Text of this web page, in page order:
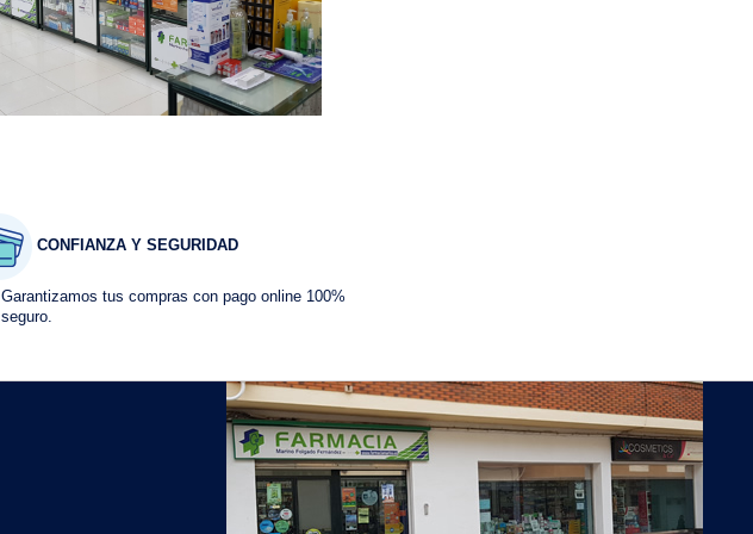
CONFIANZA Y SEGURIDAD
Garantizamos tus compras con pago online 100%
seguro.